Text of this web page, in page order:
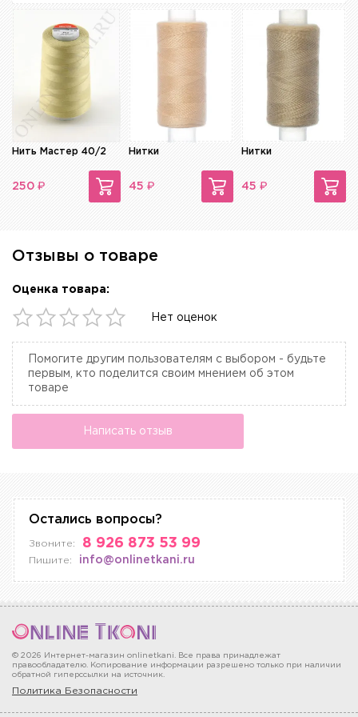
Нить Мастер 40/2
250 ₽
Нитки
45 ₽
Нитки
45 ₽
Отзывы о товаре
Оценка товара:
Нет оценок
Помогите другим пользователям с выбором - будьте
первым, кто поделится своим мнением об этом
товаре
Написать отзыв
Остались вопросы?
Звоните: 8 926 873 53 99
Пишите: info@onlinetkani.ru
© 2026 Интернет-магазин onlinetkani. Все права принадлежат
правообладателю. Копирование информации разрешено только при наличии
обратной гиперссылки на источник.
Политика Безопасности